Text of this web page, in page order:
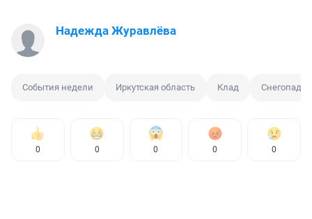
Надежда Журавлёва
События недели Иркутская область Клад Снегопад
0 0 0 0 0